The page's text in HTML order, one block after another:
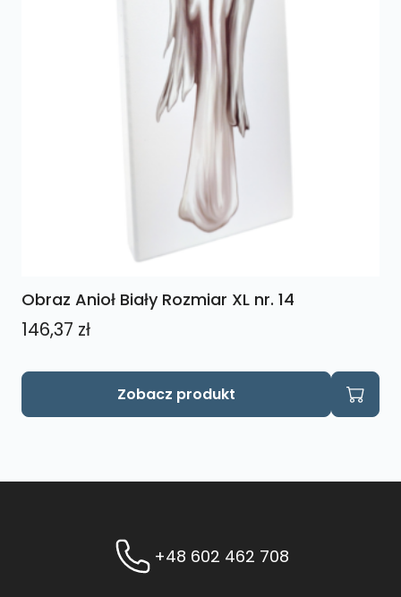
Obraz Anioł Biały Rozmiar XL nr. 14
146,37 zł
Zobacz produkt
+48 602 462 708